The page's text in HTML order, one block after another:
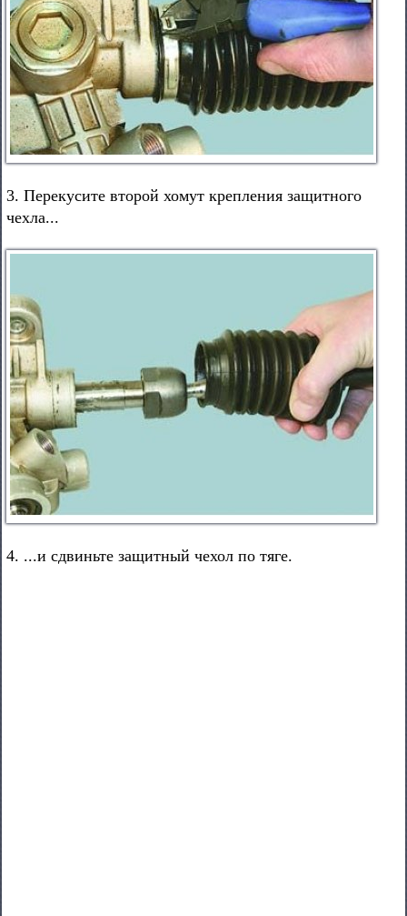
3. Перекусите второй хомут крепления защитного
чехла...
4. ...и сдвиньте защитный чехол по тяге.